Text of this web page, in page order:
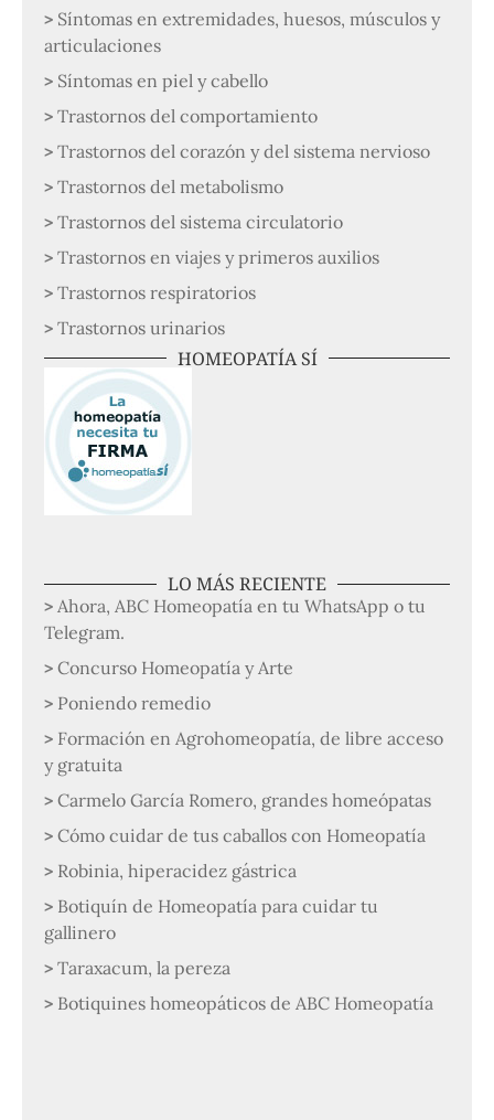
Síntomas en extremidades, huesos, músculos y
articulaciones
Síntomas en piel y cabello
Trastornos del comportamiento
Trastornos del corazón y del sistema nervioso
Trastornos del metabolismo
Trastornos del sistema circulatorio
Trastornos en viajes y primeros auxilios
Trastornos respiratorios
Trastornos urinarios
HOMEOPATÍA SÍ
LO MÁS RECIENTE
Ahora, ABC Homeopatía en tu WhatsApp o tu
Telegram.
Concurso Homeopatía y Arte
Poniendo remedio
Formación en Agrohomeopatía, de libre acceso
y gratuita
Carmelo García Romero, grandes homeópatas
Cómo cuidar de tus caballos con Homeopatía
Robinia, hiperacidez gástrica
Botiquín de Homeopatía para cuidar tu
gallinero
Taraxacum, la pereza
Botiquines homeopáticos de ABC Homeopatía